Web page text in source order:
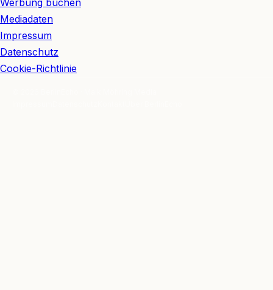
Mediadaten
Impressum
Datenschutz
Cookie-Richtlinie